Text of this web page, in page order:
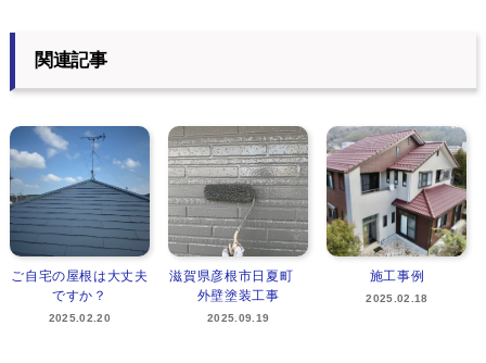
関連記事
ご自宅の屋根は大丈夫
ですか？
2025.02.20
滋賀県彦根市日夏町
外壁塗装工事
2025.09.19
施工事例
2025.02.18